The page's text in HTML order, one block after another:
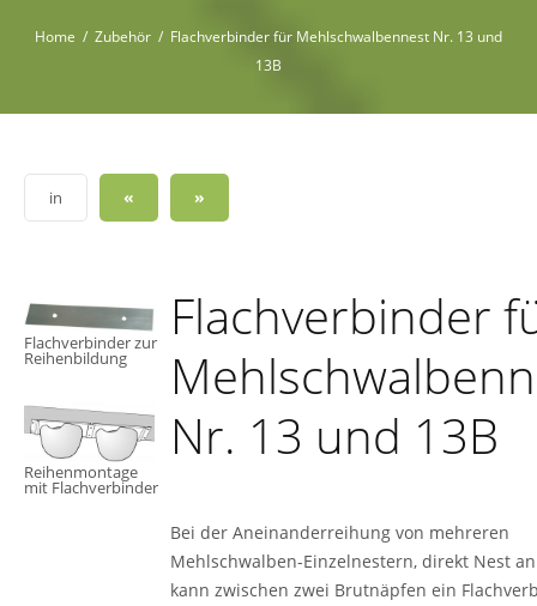
Home / Zubehör / Flachverbinder für Mehlschwalbennest Nr. 13 und
13B
in « »
Flachverbinder zur
Reihenbildung
Reihenmontage
mit Flachverbinder
Flachverbinder
Nr. 13 und 13B
Bei der Aneinanderreihung von mehreren
Mehlschwalben-Einzelnestern, direkt Nest
kann zwischen zwei Brutnäpfen ein